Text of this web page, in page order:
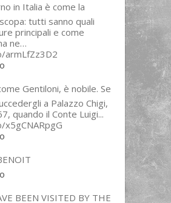
in Italia è come la
tutti sanno quali
principali e come
ne…
armLfZz3D2
Gentiloni, è nobile. Se
a Palazzo Chigi,
quando il Conte Luigi...
BEEN VISITED BY THE